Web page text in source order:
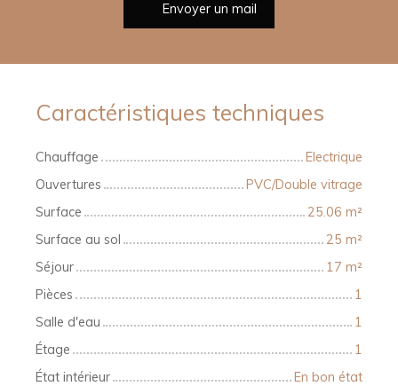
Envoyer un mail
Caractéristiques techniques
Chauffage
Electrique
Ouvertures
PVC/Double vitrage
Surface
25.06 m²
Surface au sol
25 m²
Séjour
17 m²
Pièces
1
Salle d'eau
1
Étage
1
État intérieur
En bon état